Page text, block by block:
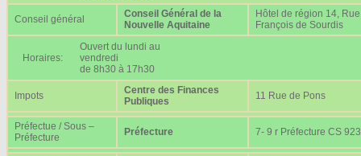
Conseil général
Conseil Général de la
Nouvelle Aquitaine
Hôtel de région 14, Rue
François de Sourdis
Horaires:
Ouvert du lundi au
vendredi
de 8h30 à 17h30
Impots
Centre des Finances
Publiques
11 Rue de Pons
Préfectue / Sous –
Préfecture
Préfecture 7- 9 r Préfecture CS